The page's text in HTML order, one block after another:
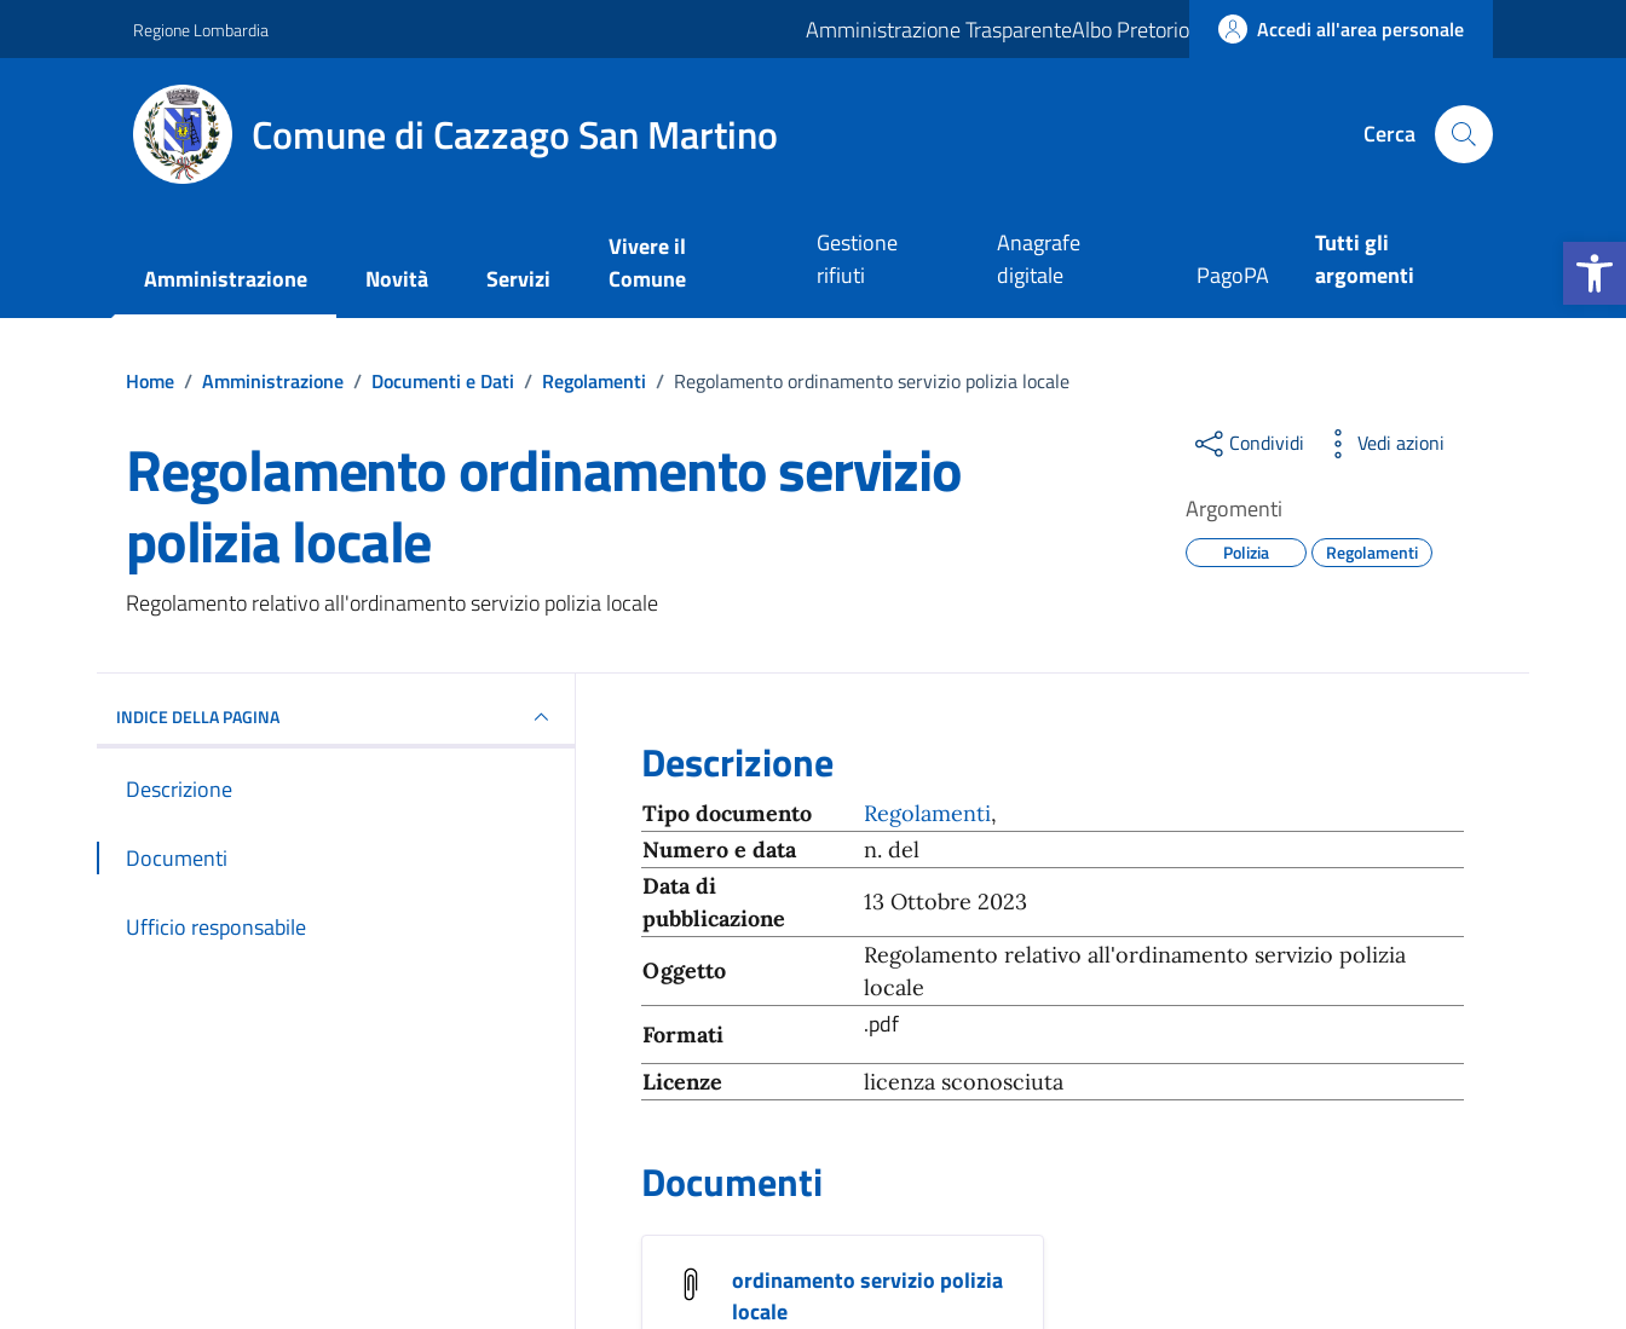
Apri la
Regione Lombardia Amministrazione TrasparenteAlbo Pretorio Accedi all'area personale
Comune di Cazzago San Martino Cerca
Amministrazione Novità Servizi
Vivere il
Comune
Gestione
rifiuti
Anagrafe
digitale
PagoPA
Tutti gli
argomenti
Home / Amministrazione / Documenti e Dati / Regolamenti / Regolamento ordinamento servizio polizia locale
Regolamento ordinamento servizio
polizia locale
Dettagli del documento
Regolamento relativo all'ordinamento servizio polizia locale
Condividi Vedi azioni
Argomenti
Polizia Regolamenti
INDICE DELLA PAGINA
Descrizione
Documenti
Ufficio responsabile
Descrizione
Tipo documento Regolamenti,
Numero e data
n. del
Data di
pubblicazione
13 Ottobre 2023
Oggetto
Regolamento relativo all'ordinamento servizio polizia
locale
Formati
.pdf
Licenze licenza sconosciuta
Documenti
ordinamento servizio polizia
locale